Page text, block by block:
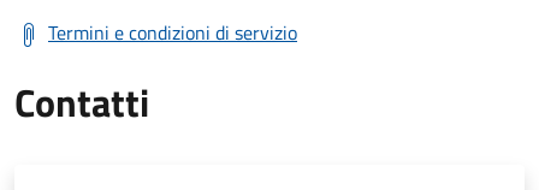
Termini e condizioni di servizio
Contatti